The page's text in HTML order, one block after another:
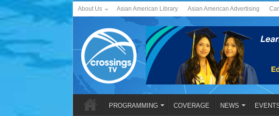
About Us Asian American Library Asian American Advertising
PROGRAMMING COVERAGE NEWS